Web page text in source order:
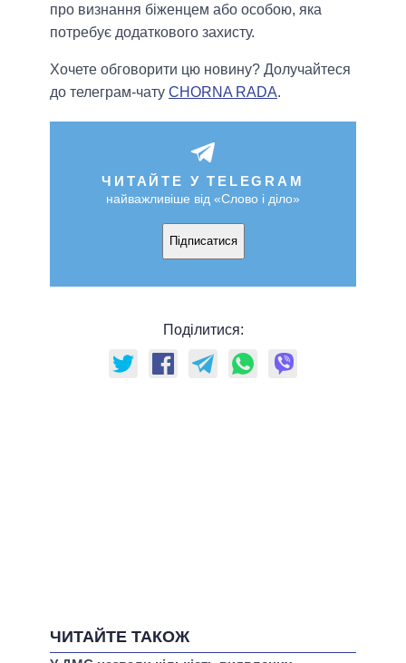
про визнання біженцем або особою, яка
потребує додаткового захисту.
Хочете обговорити цю новину? Долучайтеся
до телеграм-чату CHORNA RADA.
ЧИТАЙТЕ У TELEGRAM
найважливіше від «Слово і діло»
Підписатися
Поділитися:
ЧИТАЙТЕ ТАКОЖ